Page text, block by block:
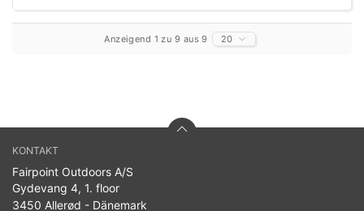
Anzeigend 1 zu 9 aus 9 20
KONTAKT
Fairpoint Outdoors A/S
Gydevang 4, 1. floor
3450 Allerød - Dänemark